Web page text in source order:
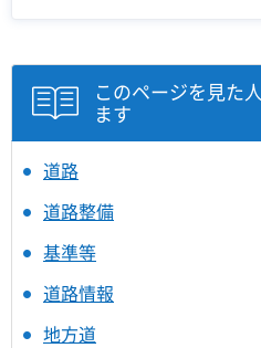
このページを見た
ます
道路
道路整備
基準等
道路情報
地方道